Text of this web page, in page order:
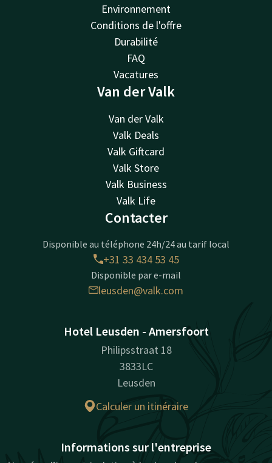
Environnement
Conditions de l'offre
Durabilité
FAQ
Vacatures
Van der Valk
Van der Valk
Valk Deals
Valk Giftcard
Valk Store
Valk Business
Valk Life
Contacter
Disponible au téléphone 24h/24 au tarif local
+31 33 434 53 45
Disponible par e-mail
leusden@valk.com
Hotel Leusden - Amersfoort
Philipsstraat 18
3833LC
Leusden
Calculer un itinéraire
Informations sur l'entreprise